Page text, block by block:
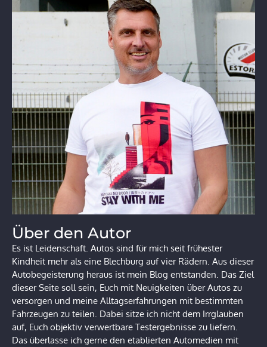
Über den Autor
Es ist Leidenschaft. Autos sind für mich seit frühester
Kindheit mehr als eine Blechburg auf vier Rädern. Aus dieser
Autobegeisterung heraus ist mein Blog entstanden. Das Ziel
dieser Seite soll sein, Euch mit Neuigkeiten über Autos zu
versorgen und meine Alltagserfahrungen mit bestimmten
Fahrzeugen zu teilen. Dabei sitze ich nicht dem Irrglauben
auf, Euch objektiv verwertbare Testergebnisse zu liefern.
Das überlasse ich gerne den etablierten Automedien mit